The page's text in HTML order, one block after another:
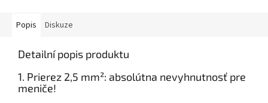
Popis Diskuze
Detailní popis produktu
1. Prierez 2,5 mm²: absolútna nevyhnutnosť pre
meniče!